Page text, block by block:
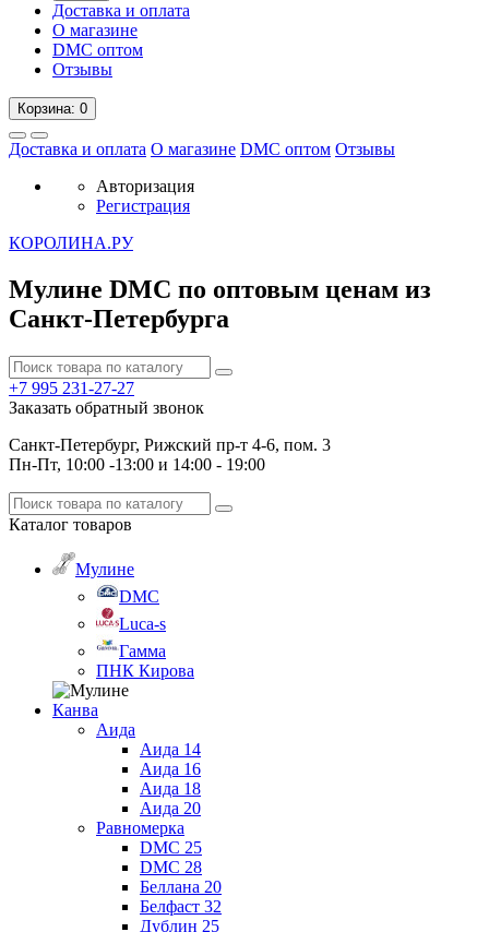
Доставка и оплата
О магазине
DMC оптом
Отзывы
Корзина: 0
Доставка и оплата О магазине DMC оптом Отзывы
Авторизация
Регистрация
КОРОЛИНА.РУ
Мулине DMC по оптовым ценам из
Санкт-Петербурга
+7 995 231-27-27
Заказать обратный звонок
Санкт-Петербург, Рижский пр-т 4-6, пом. 3
Пн-Пт, 10:00 -13:00 и 14:00 - 19:00
Каталог товаров
Мулине
DMC
Luca-s
Гамма
ПНК Кирова
Канва
Аида
Аида 14
Аида 16
Аида 18
Аида 20
Равномерка
DMC 25
DMC 28
Беллана 20
Белфаст 32
Дублин 25